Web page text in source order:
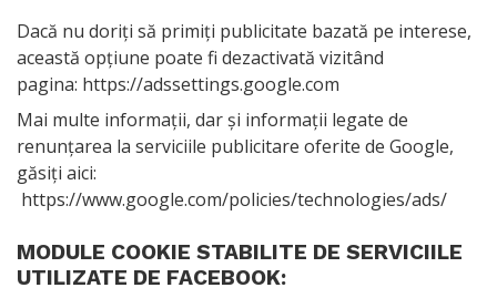
Dacă nu doriți să primiți publicitate bazată pe interese,
această opțiune poate fi dezactivată vizitând
pagina: https://adssettings.google.com
Mai multe informații, dar și informații legate de
renunțarea la serviciile publicitare oferite de Google,
găsiți aici:
https://www.google.com/policies/technologies/ads/
MODULE COOKIE STABILITE DE SERVICIILE
UTILIZATE DE FACEBOOK: